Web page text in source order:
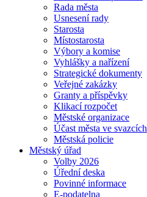
Rada města
Usnesení rady
Starosta
Místostarosta
Výbory a komise
Vyhlášky a nařízení
Strategické dokumenty
Veřejné zakázky
Granty a příspěvky
Klikací rozpočet
Městské organizace
Účast města ve svazcích
Městská policie
Městský úřad
Volby 2026
Úřední deska
Povinné informace
E-podatelna